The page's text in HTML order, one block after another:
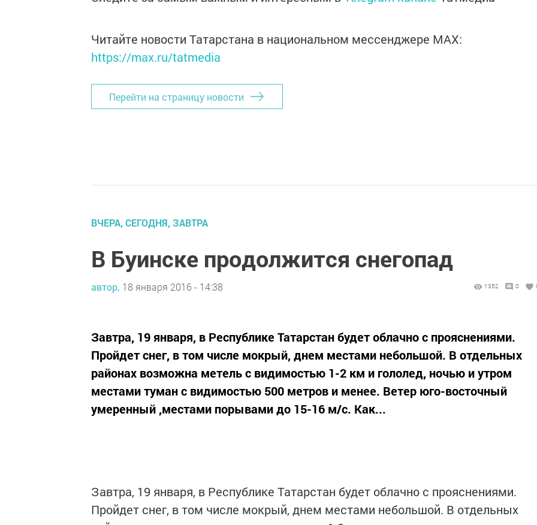
Читайте новости Татарстана в национальном мессенджере MАХ:
https://max.ru/tatmedia
Перейти на страницу новости
ВЧЕРА, СЕГОДНЯ, ЗАВТРА
В Буинске продолжится снегопад
автор, 18 января 2016 - 14:38 1352 0
Завтра, 19 января, в Республике Татарстан будет облачно с прояснениями.
Пройдет снег, в том числе мокрый, днем местами небольшой. В отдельных
районах возможна метель с видимостью 1-2 км и гололед, ночью и утром
местами туман с видимостью 500 метров и менее. Ветер юго-восточный
умеренный ,местами порывами до 15-16 м/с. Как...
Завтра, 19 января, в Республике Татарстан будет облачно с прояснениями.
Пройдет снег, в том числе мокрый, днем местами небольшой. В отдельных